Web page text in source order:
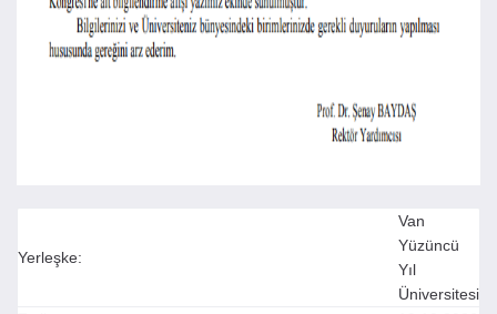
Yerleşke:
Van
Yüzüncü
Yıl
Üniversitesi